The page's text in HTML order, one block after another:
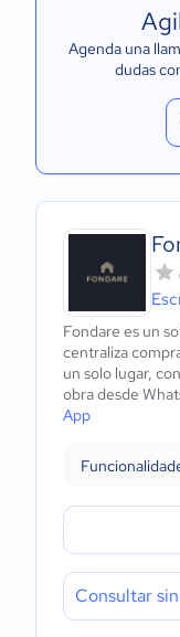
Agenda una
dudas
Fondare es un
centraliza
un solo lugar,
obra desde
App
Consultar